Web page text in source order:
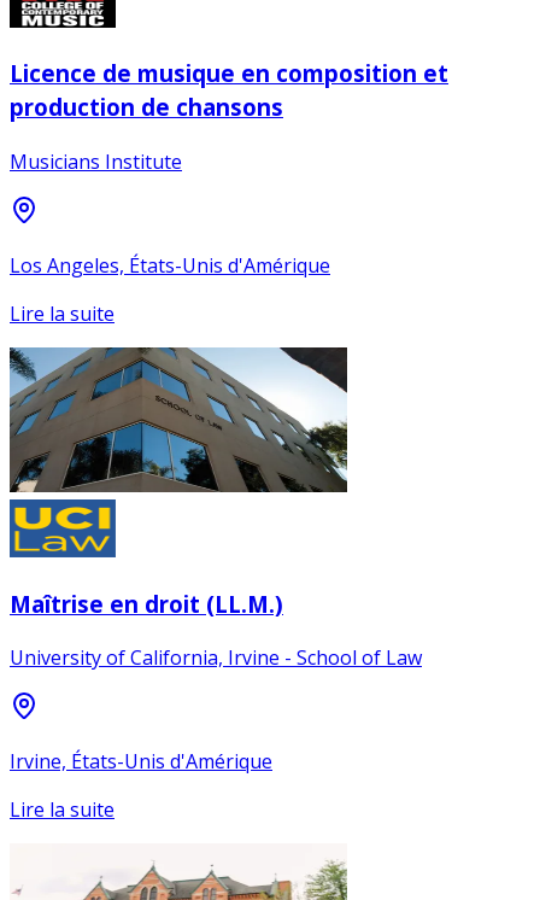
Licence de musique en composition et
production de chansons
Musicians Institute
Los Angeles, États-Unis d'Amérique
Lire la suite
Maîtrise en droit (LL.M.)
University of California, Irvine - School of Law
Irvine, États-Unis d'Amérique
Lire la suite